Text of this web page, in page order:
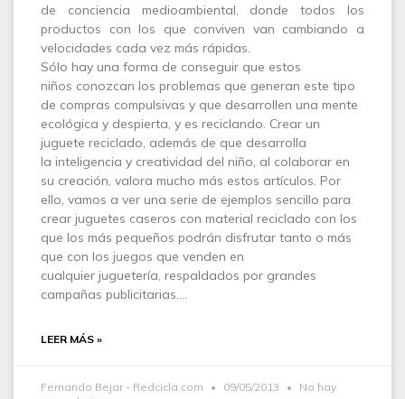
de conciencia medioambiental, donde todos los
productos con los que conviven van cambiando a
velocidades cada vez más rápidas.
Sólo hay una forma de conseguir que estos
niños conozcan los problemas que generan este tipo
de compras compulsivas y que desarrollen una mente
ecológica y despierta, y es reciclando. Crear un
juguete reciclado, además de que desarrolla
la inteligencia y creatividad del niño, al colaborar en
su creación, valora mucho más estos artículos. Por
ello, vamos a ver una serie de ejemplos sencillo para
crear juguetes caseros con material reciclado con los
que los más pequeños podrán disfrutar tanto o más
que con los juegos que venden en
cualquier juguetería, respaldados por grandes
campañas publicitarias.…
LEER MÁS »
Fernando Bejar - Redcicla.com 09/05/2013
No hay